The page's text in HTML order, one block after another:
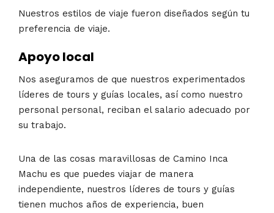
Nuestros estilos de viaje fueron diseñados según tu
preferencia de viaje.
Apoyo local
Nos aseguramos de que nuestros experimentados
líderes de tours y guías locales, así como nuestro
personal personal, reciban el salario adecuado por
su trabajo.
Una de las cosas maravillosas de Camino Inca
Machu es que puedes viajar de manera
independiente, nuestros líderes de tours y guías
tienen muchos años de experiencia, buen